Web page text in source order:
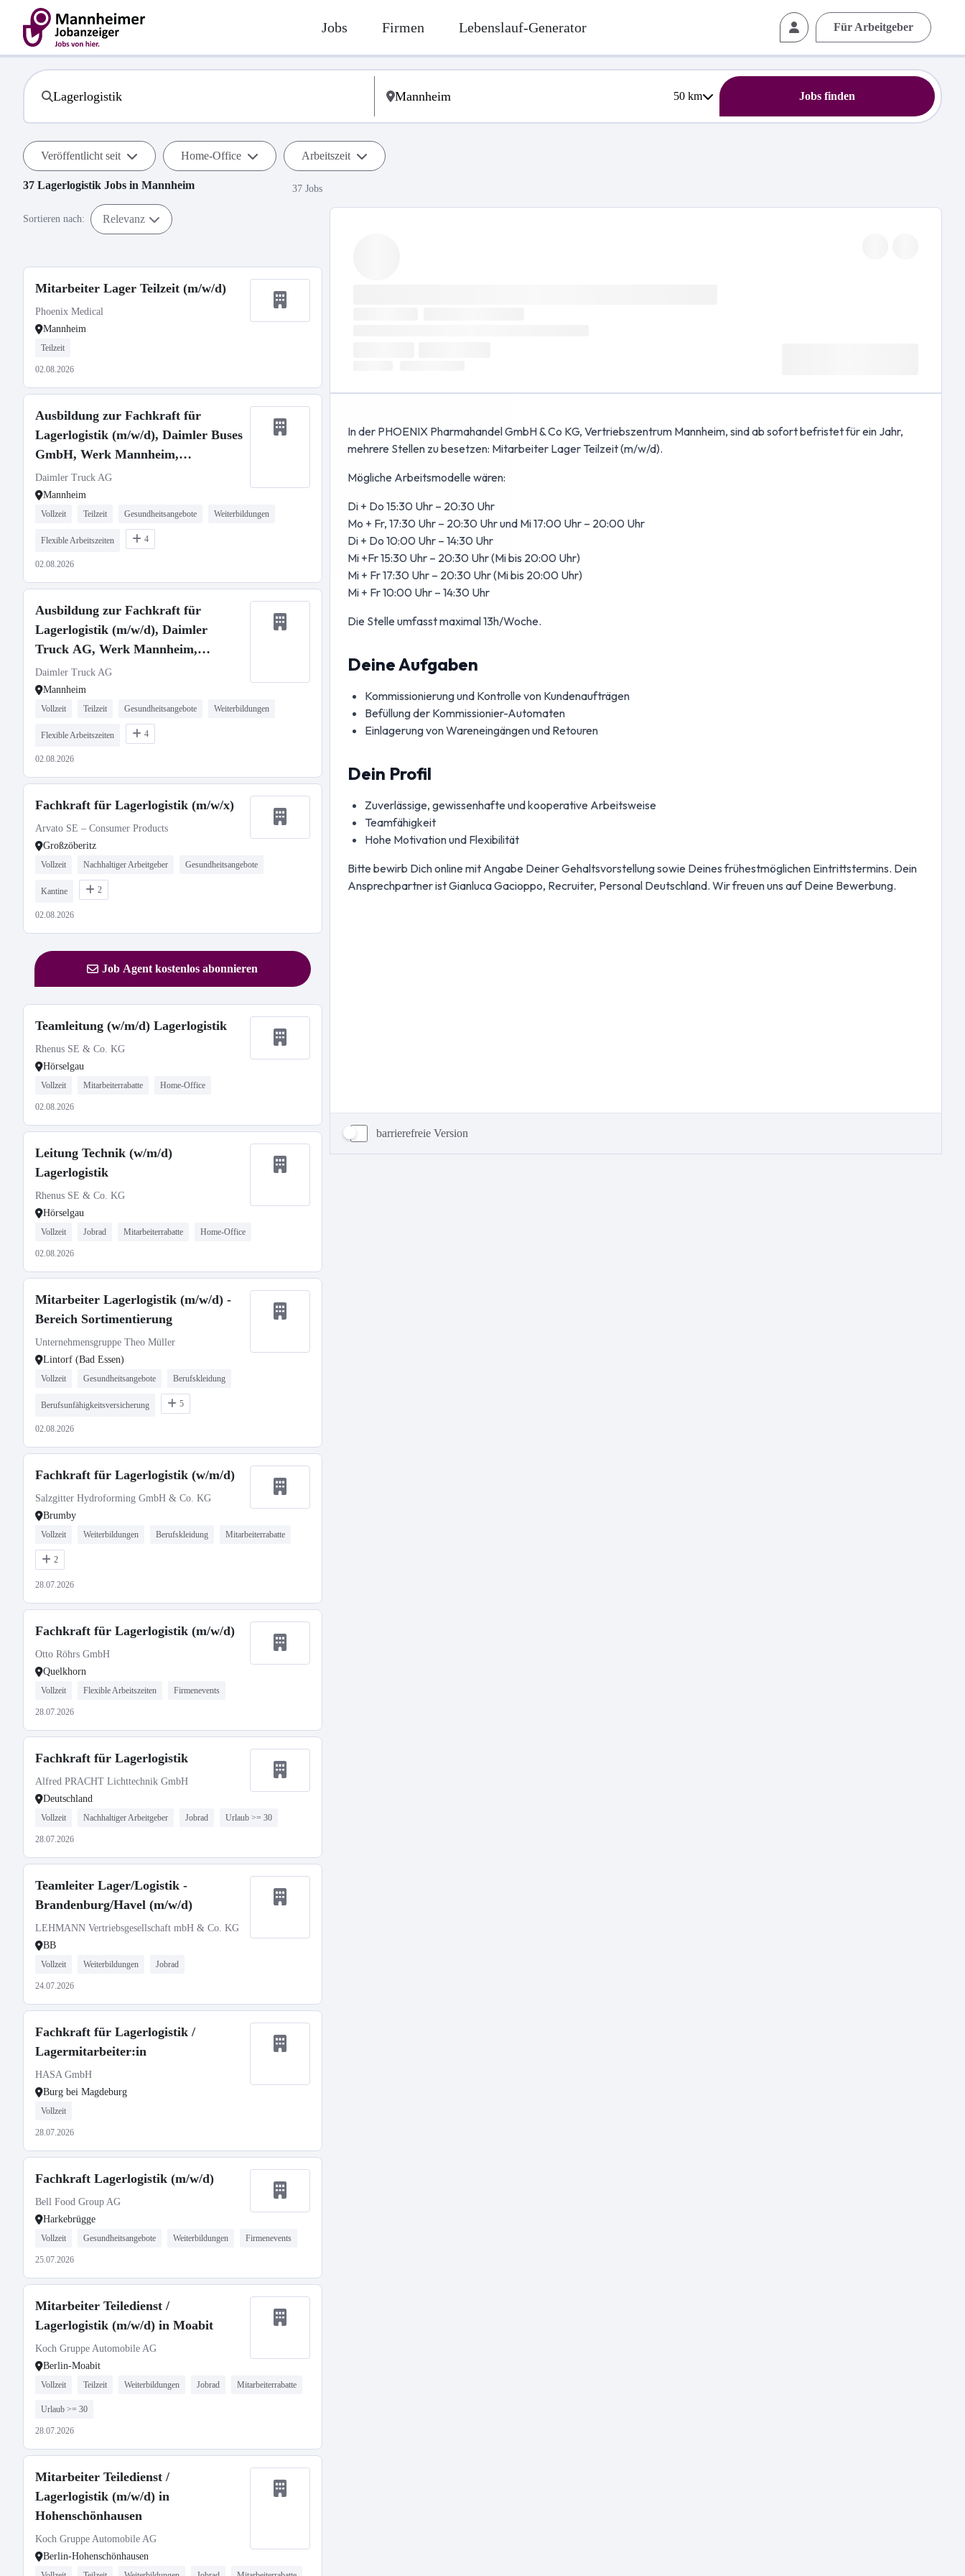
Jobs Firmen Lebenslauf-Generator Für Arbeitgeber
50km Jobs finden
Veröffentlicht seit Home-Office Arbeitszeit
37 Lagerlogistik Jobs in Mannheim 37 Jobs
Sortieren nach: Relevanz
Mitarbeiter Lager Teilzeit (m/w/d)
Phoenix Medical
Mannheim
Teilzeit
02.08.2026
Ausbildung zur Fachkraft für
Lagerlogistik (m/w/d), Daimler Buses
GmbH, Werk Mannheim,
Ausbildungsbeginn 13.09.2027
Daimler Truck AG
Mannheim
Vollzeit Teilzeit Gesundheitsangebote Weiterbildungen
Flexible Arbeitszeiten 4
02.08.2026
Ausbildung zur Fachkraft für
Lagerlogistik (m/w/d), Daimler
Truck AG, Werk Mannheim,
Ausbildungsbeginn 13.09.2027
Daimler Truck AG
Mannheim
Vollzeit Teilzeit Gesundheitsangebote Weiterbildungen
Flexible Arbeitszeiten 4
02.08.2026
Fachkraft für Lagerlogistik (m/w/x)
Arvato SE – Consumer Products
Großzöberitz
Vollzeit Nachhaltiger Arbeitgeber Gesundheitsangebote
Kantine 2
02.08.2026
Job Agent kostenlos abonnieren
Teamleitung (w/m/d) Lagerlogistik
Rhenus SE & Co. KG
Hörselgau
Vollzeit Mitarbeiterrabatte Home-Office
02.08.2026
Leitung Technik (w/m/d)
Lagerlogistik
Rhenus SE & Co. KG
Hörselgau
Vollzeit Jobrad Mitarbeiterrabatte Home-Office
02.08.2026
Mitarbeiter Lagerlogistik (m/w/d) -
Bereich Sortimentierung
Unternehmensgruppe Theo Müller
Lintorf (Bad Essen)
Vollzeit Gesundheitsangebote Berufskleidung
Berufsunfähigkeitsversicherung 5
02.08.2026
Fachkraft für Lagerlogistik (w/m/d)
Salzgitter Hydroforming GmbH & Co. KG
Brumby
Vollzeit Weiterbildungen Berufskleidung Mitarbeiterrabatte
2
28.07.2026
Fachkraft für Lagerlogistik (m/w/d)
Otto Röhrs GmbH
Quelkhorn
Vollzeit Flexible Arbeitszeiten Firmenevents
28.07.2026
Fachkraft für Lagerlogistik
Alfred PRACHT Lichttechnik GmbH
Deutschland
Vollzeit Nachhaltiger Arbeitgeber Jobrad Urlaub >= 30
28.07.2026
Teamleiter Lager/Logistik -
Brandenburg/Havel (m/w/d)
LEHMANN Vertriebsgesellschaft mbH & Co. KG
BB
Vollzeit Weiterbildungen Jobrad
24.07.2026
Fachkraft für Lagerlogistik /
Lagermitarbeiter:in
HASA GmbH
Burg bei Magdeburg
Vollzeit
28.07.2026
Fachkraft Lagerlogistik (m/w/d)
Bell Food Group AG
Harkebrügge
Vollzeit Gesundheitsangebote Weiterbildungen Firmenevents
25.07.2026
Mitarbeiter Teiledienst /
Lagerlogistik (m/w/d) in Moabit
Koch Gruppe Automobile AG
Berlin-Moabit
Vollzeit Teilzeit Weiterbildungen Jobrad Mitarbeiterrabatte
Urlaub >= 30
28.07.2026
Mitarbeiter Teiledienst /
Lagerlogistik (m/w/d) in
Hohenschönhausen
Koch Gruppe Automobile AG
Berlin-Hohenschönhausen
barrierefreie Version